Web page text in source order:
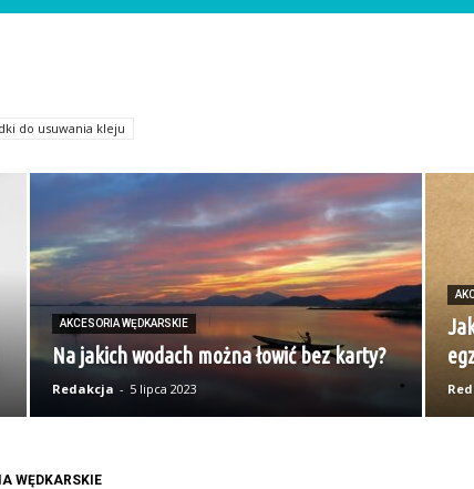
do usuwania kleju
AKCESORIA WĘDKARSKIE
Na jakich wodach można łowić bez karty?
Redakcja - 5 lipca 2023
WĘDKARSKIE